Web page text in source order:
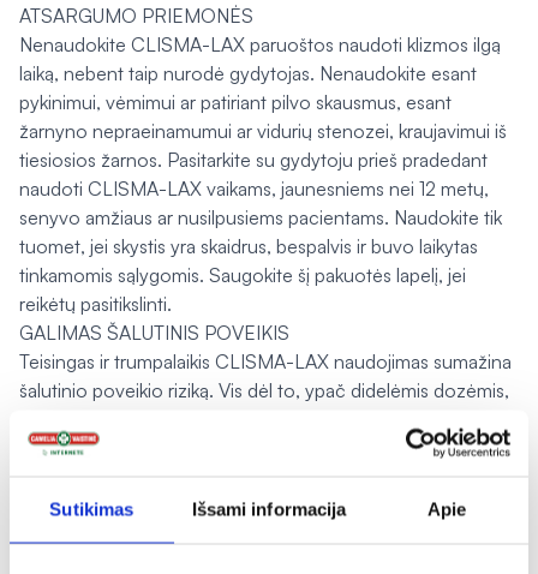
Sutikimas Išsami informacija Apie
ATSARGUMO PRIEMONĖS
Nenaudokite CLISMA-LAX paruoštos naudoti klizmos ilgą
laiką, nebent taip nurodė gydytojas. Nenaudokite esant
pykinimui, vėmimui ar patiriant pilvo skausmus, esant
žarnyno nepraeinamumui ar vidurių stenozei, kraujavimui iš
tiesiosios žarnos. Pasitarkite su gydytoju prieš pradedant
naudoti CLISMA-LAX vaikams, jaunesniems nei 12 metų,
senyvo amžiaus ar nusilpusiems pacientams. Naudokite tik
tuomet, jei skystis yra skaidrus, bespalvis ir buvo laikytas
tinkamomis sąlygomis. Saugokite šį pakuotės lapelį, jei
reikėtų pasitikslinti.
GALIMAS ŠALUTINIS POVEIKIS
Teisingas ir trumpalaikis CLISMA-LAX naudojimas sumažina
šalutinio poveikio riziką. Vis dėl to, ypač didelėmis dozėmis,
disbalansą su tokiais simptomais: tachikardija, sumažėjęs
nei įprastai šlapinimasis, nemiga, niežulys, raumenų